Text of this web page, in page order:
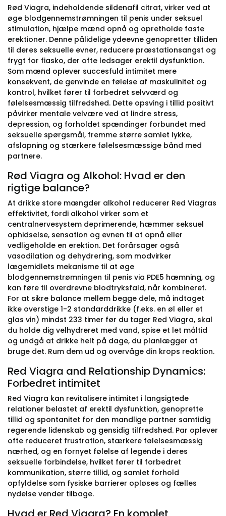
Rød Viagra, indeholdende sildenafil citrat, virker ved at
øge blodgennemstrømningen til penis under seksuel
stimulation, hjælpe mænd opnå og opretholde faste
erektioner. Denne pålidelige ydeevne genopretter tilliden
til deres seksuelle evner, reducere præstationsangst og
frygt for fiasko, der ofte ledsager erektil dysfunktion.
Som mænd oplever succesfuld intimitet mere
konsekvent, de genvinde en følelse af maskulinitet og
kontrol, hvilket fører til forbedret selvværd og
følelsesmæssig tilfredshed. Dette opsving i tillid positivt
påvirker mentale velvære ved at lindre stress,
depression, og forholdet spændinger forbundet med
seksuelle spørgsmål, fremme større samlet lykke,
afslapning og stærkere følelsesmæssige bånd med
partnere.
Rød Viagra og Alkohol: Hvad er den
rigtige balance?
At drikke store mængder alkohol reducerer Red Viagras
effektivitet, fordi alkohol virker som et
centralnervesystem deprimerende, hæmmer seksuel
ophidselse, sensation og evnen til at opnå eller
vedligeholde en erektion. Det forårsager også
vasodilation og dehydrering, som modvirker
lægemidlets mekanisme til at øge
blodgennemstrømningen til penis via PDE5 hæmning, og
kan føre til overdrevne blodtryksfald, når kombineret.
For at sikre balance mellem begge dele, må indtaget
ikke overstige 1-2 standarddrikke (f.eks. en øl eller et
glas vin) mindst 233 timer før du tager Red Viagra, skal
du holde dig velhydreret med vand, spise et let måltid
og undgå at drikke helt på dage, du planlægger at
bruge det. Rum dem ud og overvåge din krops reaktion.
Red Viagra and Relationship Dynamics:
Forbedret intimitet
Red Viagra kan revitalisere intimitet i langsigtede
relationer belastet af erektil dysfunktion, genoprette
tillid og spontanitet for den mandlige partner samtidig
regerende lidenskab og gensidig tilfredshed. Par oplever
ofte reduceret frustration, stærkere følelsesmæssig
nærhed, og en fornyet følelse af legende i deres
seksuelle forbindelse, hvilket fører til forbedret
kommunikation, større tillid, og samlet forhold
opfyldelse som fysiske barrierer opløses og fælles
nydelse vender tilbage.